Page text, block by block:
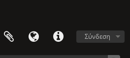
Σύνδεση